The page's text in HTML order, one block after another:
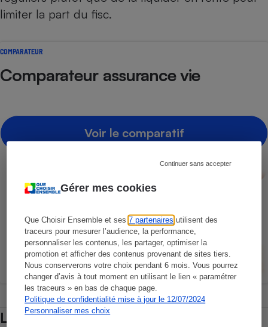
Gérer mes cookies
Que Choisir Ensemble et ses7 partenaires utilisent des
traceurs pour mesurer l’audience, la performance,
personnaliser les contenus, les partager, optimiser la
promotion et afficher des contenus provenant de sites tiers.
Nous conserverons votre choix pendant 6 mois. Vous pourrez
changer d’avis à tout moment en utilisant le lien « paramétrer
les traceurs » en bas de chaque page.
Politique de confidentialité mise à jour le 12/07/2024
Personnaliser mes choix
Continuer sans accepter
limiter la part du fisc.
COMPARATEUR
Comparateur assurance vie
Voir le comparatif
Lire aussi